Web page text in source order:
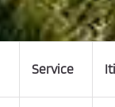
Service